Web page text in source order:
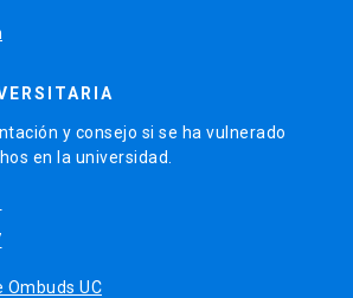
y consejo si se ha vulnerado
en la universidad.
Ombuds UC